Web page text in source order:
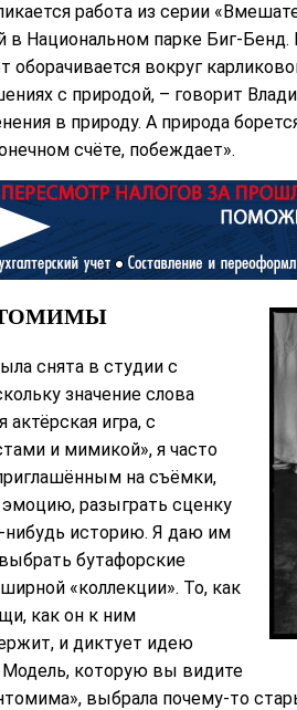
работа из серии
в Национальном парке Биг-
оборачивается вокруг
с природой, – говорит
в природу. А природа
счёте, побеждает».
снята в студии с
значение слова
игра, с
и мимикой», я часто
на съёмки,
разыграть сценку
нибудь историю. Я даю им
бутафорские
«коллекции». То, как
как он к ним
и диктует идею
которую вы видите
выбрала почему-то